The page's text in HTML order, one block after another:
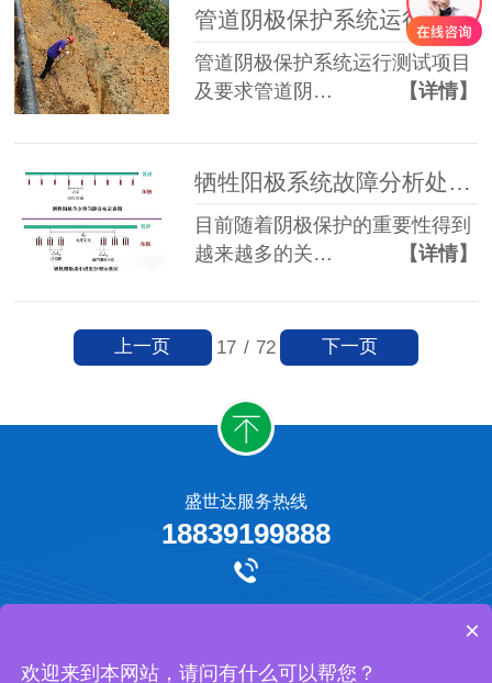
管道阴极保护系统运行测试项目及要求
管道阴极保护系统运行测试项目
及要求管道阴…
【详情】
牺牲阳极系统故障分析处理措施
目前随着阴极保护的重要性得到
越来越多的关…
【详情】
17 / 72
上一页 下一页
盛世达服务热线
18839199888
×
欢迎来到本网站，请问有什么可以帮您？